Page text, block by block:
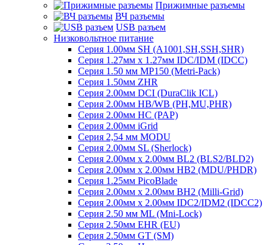
Прижимные разъемы
ВЧ разъемы
USB разъем
Низковольтное питание
Серия 1.00мм SH (A1001,SH,SSH,SHR)
Серия 1.27мм x 1.27мм IDC/IDM (IDCC)
Серия 1.50 мм MP150 (Metri-Pack)
Серия 1.50мм ZHR
Серия 2.00мм DCI (DuraClik ICL)
Серия 2.00мм HB/WB (PH,MU,PHR)
Серия 2.00мм HC (PAP)
Серия 2.00мм iGrid
Серия 2,54 мм MODU
Серия 2.00мм SL (Sherlock)
Серия 2.00мм x 2.00мм BL2 (BLS2/BLD2)
Серия 2.00мм x 2.00мм HB2 (MDU/PHDR)
Серия 1.25мм PicoBlade
Серия 2.00мм х 2.00мм BH2 (Milli-Grid)
Серия 2.00мм х 2.00мм IDC2/IDM2 (IDCC2)
Серия 2.50 мм ML (Mni-Lock)
Серия 2.50мм EHR (EU)
Серия 2.50мм GT (SM)